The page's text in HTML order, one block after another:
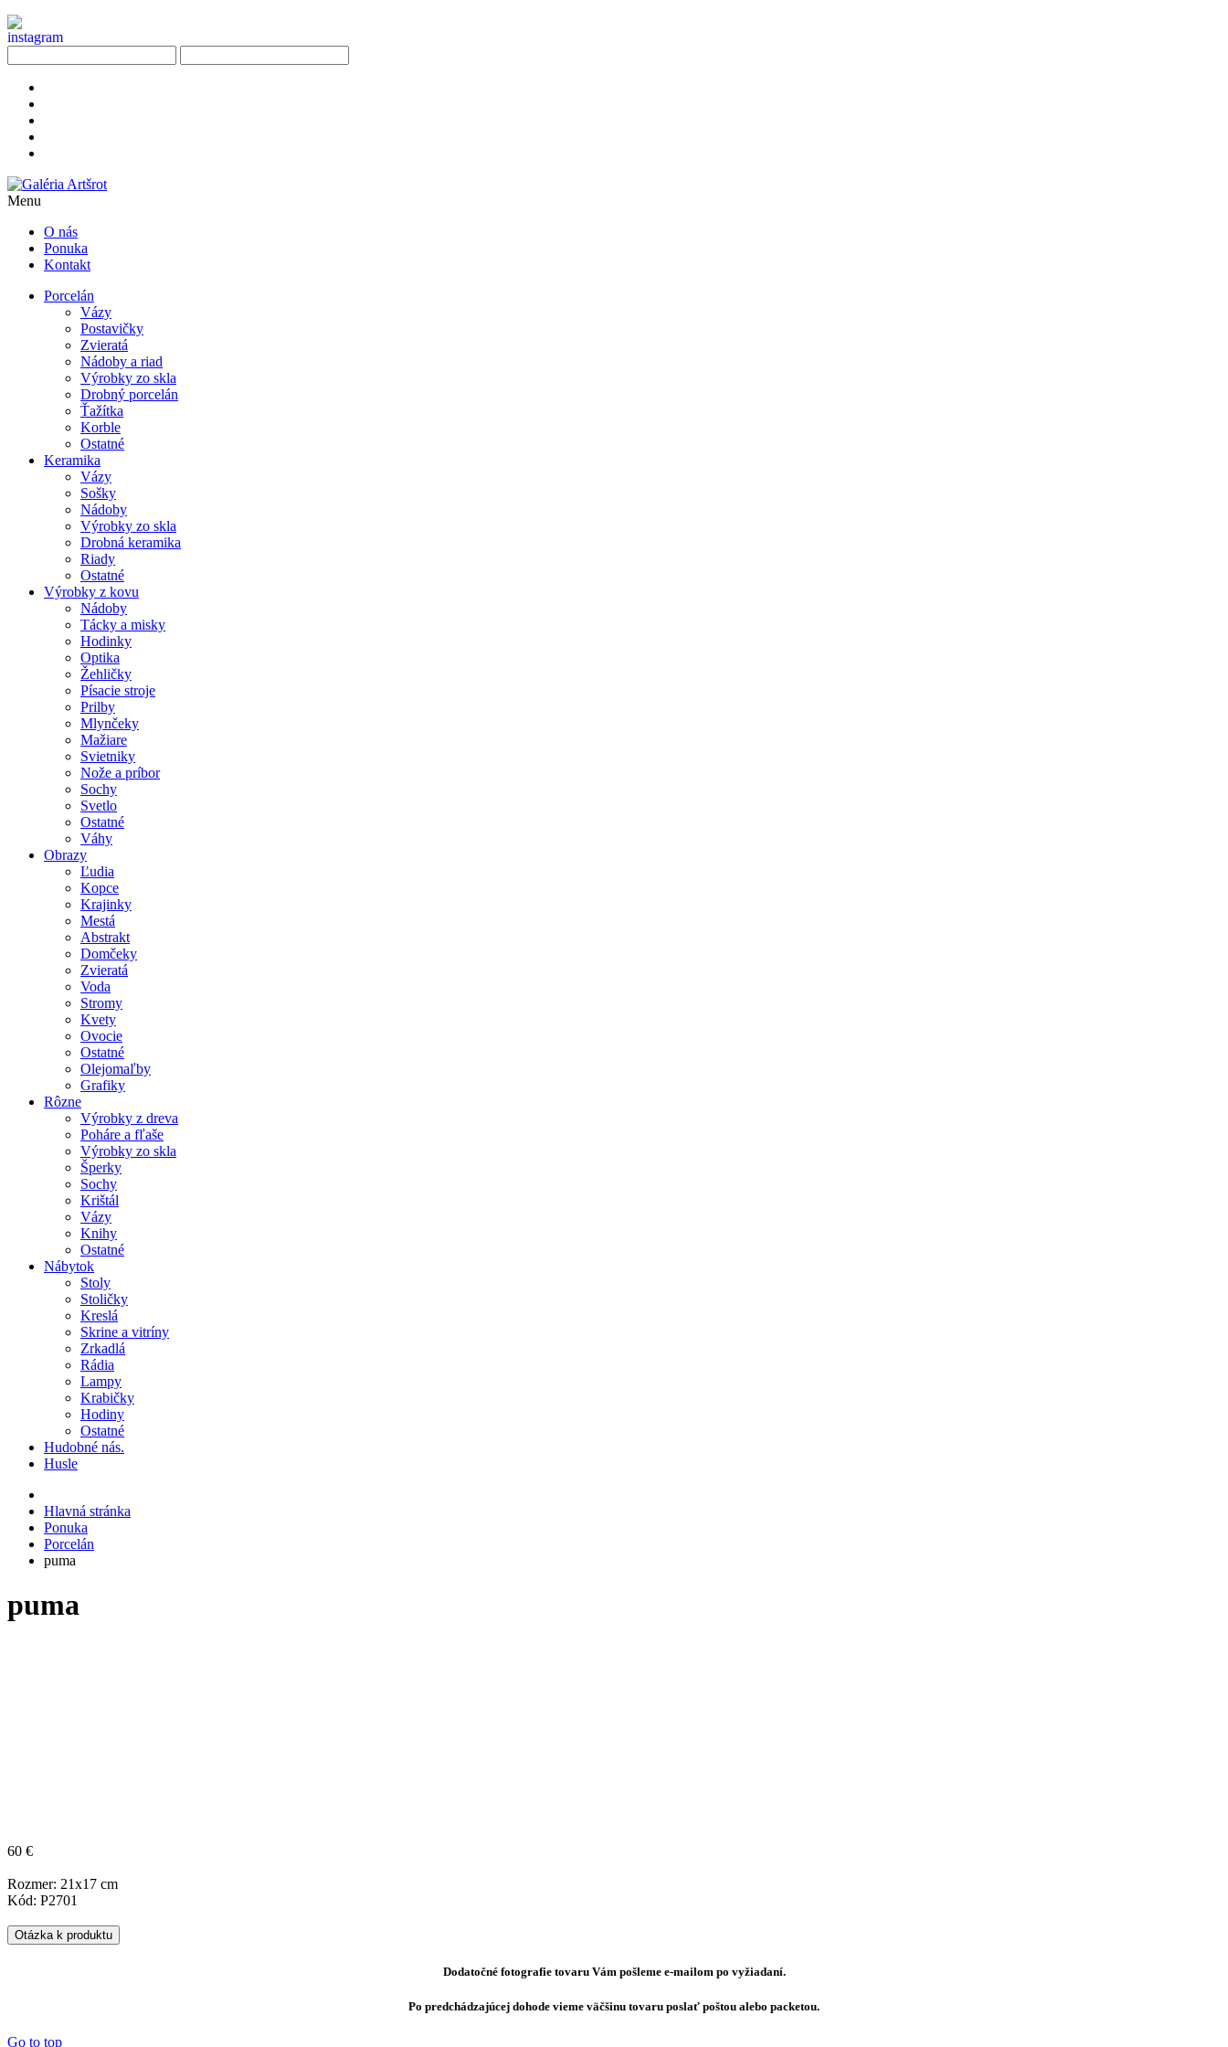
Menu
O nás
Ponuka
Kontakt
Porcelán
Vázy
Postavičky
Zvieratá
Nádoby a riad
Výrobky zo skla
Drobný porcelán
Ťažítka
Korble
Ostatné
Keramika
Vázy
Sošky
Nádoby
Výrobky zo skla
Drobná keramika
Riady
Ostatné
Výrobky z kovu
Nádoby
Tácky a misky
Hodinky
Optika
Žehličky
Písacie stroje
Prilby
Mlynčeky
Mažiare
Svietniky
Nože a príbor
Sochy
Svetlo
Ostatné
Váhy
Obrazy
Ľudia
Kopce
Krajinky
Mestá
Abstrakt
Domčeky
Zvieratá
Voda
Stromy
Kvety
Ovocie
Ostatné
Olejomaľby
Grafiky
Rôzne
Výrobky z dreva
Poháre a fľaše
Výrobky zo skla
Šperky
Sochy
Krištál
Vázy
Knihy
Ostatné
Nábytok
Stoly
Stoličky
Kreslá
Skrine a vitríny
Zrkadlá
Rádia
Lampy
Krabičky
Hodiny
Ostatné
Hudobné nás.
Husle
Hlavná stránka
Ponuka
Porcelán
puma
puma
60 €
Rozmer: 21x17 cm
Kód: P2701
Otázka k produktu
Dodatočné fotografie tovaru Vám pošleme e-mailom po vyžiadaní.
Po predchádzajúcej dohode vieme väčšinu tovaru poslať poštou alebo packetou.
Go to top